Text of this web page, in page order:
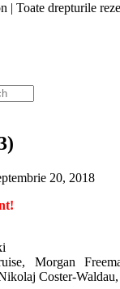
Toate drepturile
20, 2018
Morgan
Coster-